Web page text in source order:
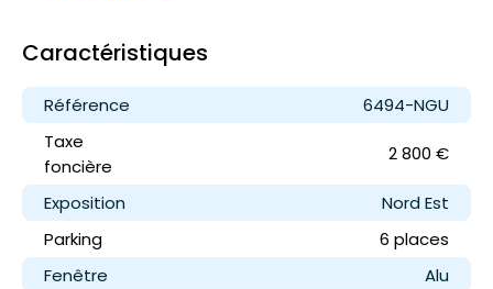
Caractéristiques
Référence
6494-NGU
Taxe
foncière
2 800 €
Exposition
Nord Est
Parking
6 places
Fenêtre
Alu